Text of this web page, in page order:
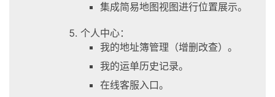
集成简易地图视图进行位置展示。
个人中心：
我的地址簿管理（增删改查）。
我的运单历史记录。
在线客服入口。